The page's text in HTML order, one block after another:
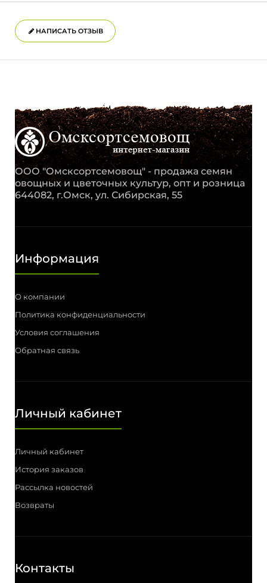
НАПИСАТЬ ОТЗЫВ
ООО "Омсксортсемовощ" - продажа семян
овощных и цветочных культур, опт и розница
644082, г.Омск, ул. Сибирская, 55
Информация
О компании
Политика конфиденциальности
Условия соглашения
Обратная связь
Личный кабинет
Личный кабинет
История заказов
Рассылка новостей
Возвраты
Контакты